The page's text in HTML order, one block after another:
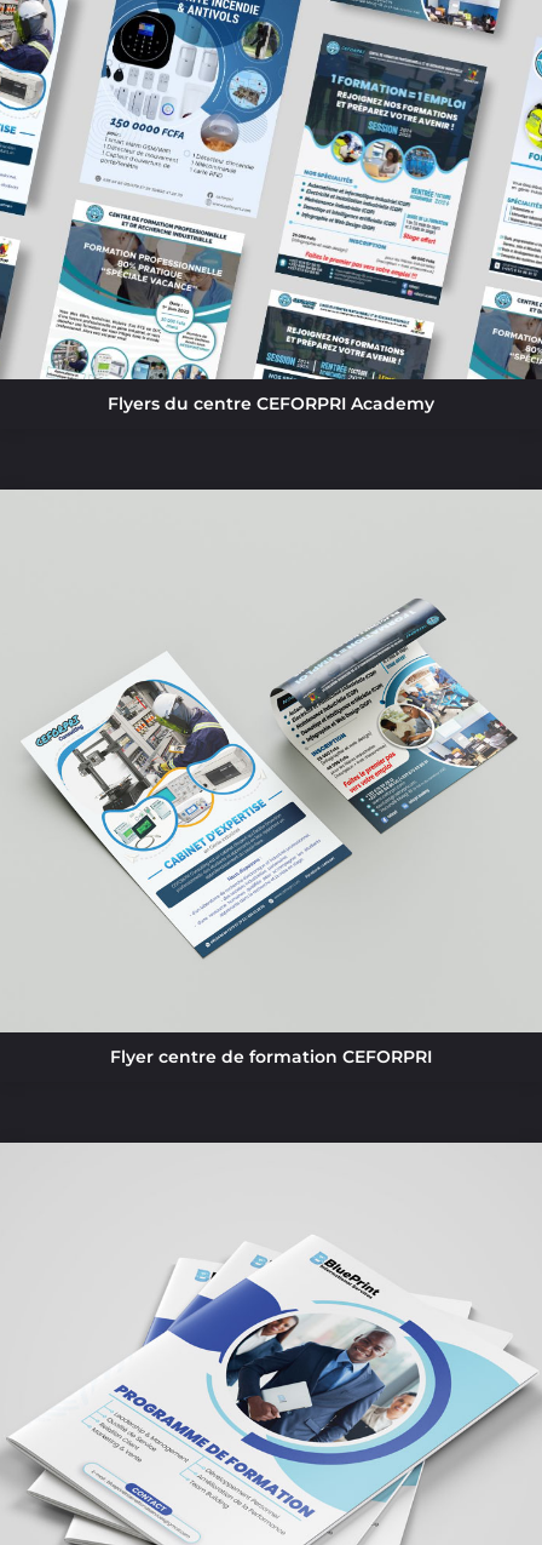
Flyers du centre CEFORPRI Academy
Flyer centre de formation CEFORPRI